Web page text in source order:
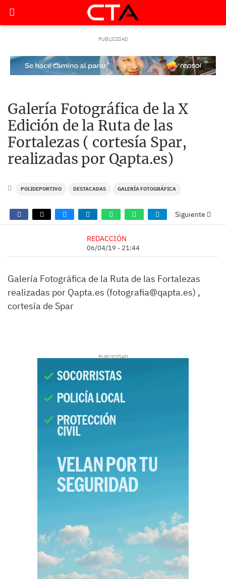
Galería Fotográfica de la X
Edición de la Ruta de las
Fortalezas ( cortesía Spar,
realizadas por Qapta.es)
POLIDEPORTIVO DESTACADAS GALERÍA FOTOGRÁFICA
Siguiente
REDACCIÓN
06/04/19 - 21:44
Galería Fotográfica de la Ruta de las Fortalezas
realizadas por Qapta.es (fotografia@qapta.es) ,
cortesía de Spar